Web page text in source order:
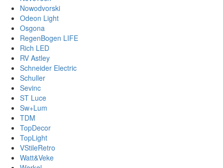
Nowodvorski
Odeon Light
Osgona
RegenBogen LIFE
Rich LED
RV Astley
Schneider Electric
Schuller
Sevinc
ST Luce
Sw+Lum
TDM
TopDecor
TopLight
VStileRetro
Watt&Veke